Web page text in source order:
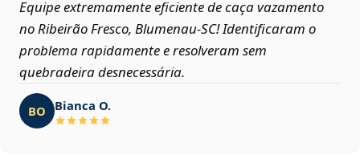
Equipe extremamente eficiente de caça vazamento
no Ribeirão Fresco, Blumenau‑SC! Identificaram o
problema rapidamente e resolveram sem
quebradeira desnecessária.
BO Bianca O.